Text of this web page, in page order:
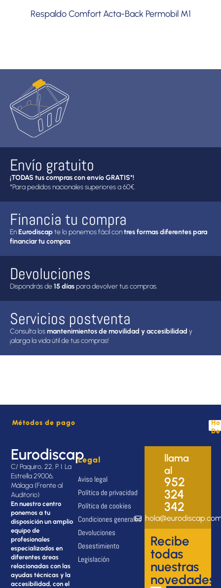
Respaldo Comfort Acta-Back Permobil M1
Envío gratuito
¡TODAS tus compras con envío GRATIS*!
*Para pedidos nacionales superiores a 60€.
Financia tu compra
EnEurodiscapte lo ponemos fácil contres formas diferentes para
financiar tu compra.
Devoluciones
Dispondrás de15 díaspara devolver tus compras.
Servicios postventa
Consulta losmantenimientos de movilidad y accesibilidad y
¡alarga la vida útil de tus compras!
Métodos de pago
Eurodiscap
C/ Paquiro, 22, P. I. La
Estrella 29006,
Málaga (Frente al
Auditorio)
En nuestro centro
ponemos a tu
disposición un amplio
equipo de
profesionales
especializados en
diferentes áreas
relacionadas con las
ayudas técnicas y la
accesibilidad, con el
Legal
Aviso legal
Política de privacidad
Política de cookies
Condiciones generales
Devoluciones
Desestimiento
Legislación
llama
al
952
324
342
Recibe
todas
nuestras
novedades